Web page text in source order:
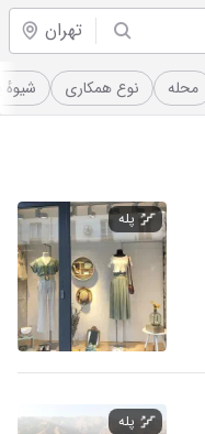
تهران
محله نوع همکاری
پله
پله